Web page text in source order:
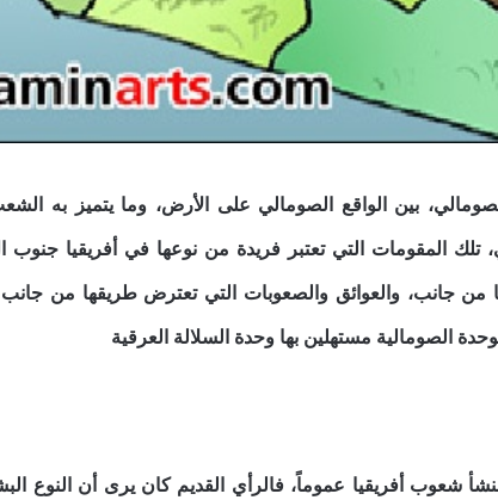
بين الواقع الصومالي على الأرض، وما يتميز به
تلك المقومات التي تعتبر فريدة من نوعها في أفريقيا
من جانب، والعوائق والصعوبات التي تعترض طريقها من جانب
الصومالية مستهلين بها وحدة السلالة العرقية
شعوب أفريقيا عموماً، فالرأي القديم كان يرى أن النوع